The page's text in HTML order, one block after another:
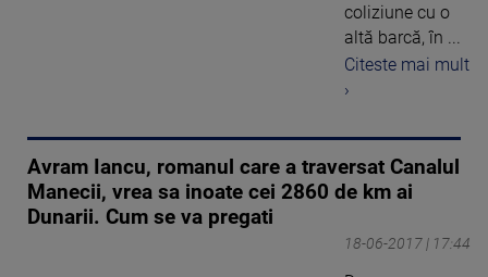
coliziune cu o
altă barcă, în ...
Citeste mai mult
›
Avram Iancu, romanul care a traversat Canalul
Manecii, vrea sa inoate cei 2860 de km ai
Dunarii. Cum se va pregati
18-06-2017 | 17:44